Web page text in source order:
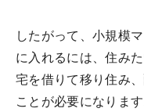
したがって、小規模
に入れるには、住み
宅を借りて移り住み
ことが必要になりま